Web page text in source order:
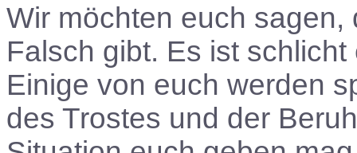
Wir möchten euch
Falsch gibt. Es ist
Einige von euch werden
des Trostes und der